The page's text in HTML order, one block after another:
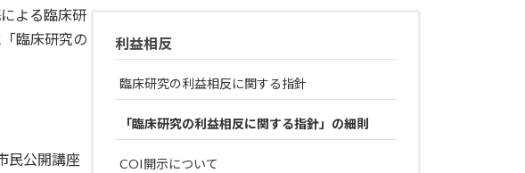
よる臨床研
臨床研究の
民公開講座
利益相反
臨床研究の利益相反に関する指針
「臨床研究の利益相反に関する指針」の細則
COI開示について